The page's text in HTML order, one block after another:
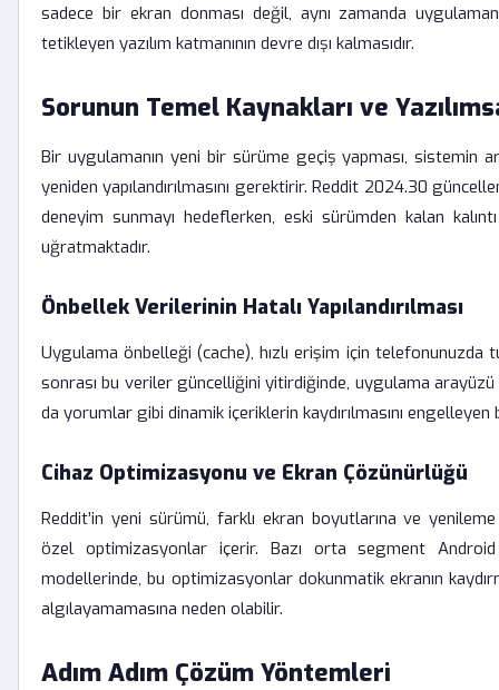
sadece bir ekran donması değil, aynı zamanda
tetikleyen yazılım katmanının devre dışı kalmasıdır.
Sorunun Temel Kaynakları ve
Bir uygulamanın yeni bir sürüme geçiş yapması, sistemin
yeniden yapılandırılmasını gerektirir. Reddit 2024.30
deneyim sunmayı hedeflerken, eski sürümden kalan
uğratmaktadır.
Önbellek Verilerinin Hatalı Yapılandırılması
Uygulama önbelleği (cache), hızlı erişim için telefonunuzda
sonrası bu veriler güncelliğini yitirdiğinde, uygulama arayüzü
da yorumlar gibi dinamik içeriklerin kaydırılmasını
Cihaz Optimizasyonu ve Ekran Çözünürlüğü
Reddit’in yeni sürümü, farklı ekran boyutlarına ve
özel optimizasyonlar içerir. Bazı orta segment
modellerinde, bu optimizasyonlar dokunmatik ekranın
algılayamamasına neden olabilir.
Adım Adım Çözüm Yöntemleri